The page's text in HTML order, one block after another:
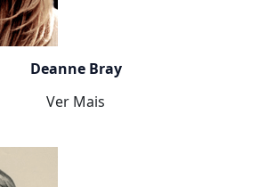
Deanne Bray
Ver Mais